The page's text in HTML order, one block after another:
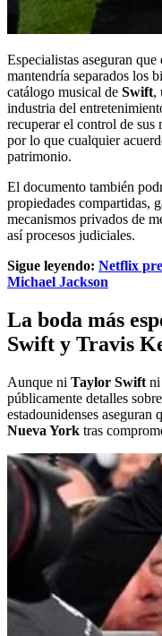
Especialistas aseguran
mantendría separados los
catálogo musical de Swift,
industria del
recuperar el control de sus
por lo que cualquier
patrimonio.
El documento también
propiedades compartidas,
mecanismos privados de
así procesos judiciales.
Sigue leyendo: Netflix
Michael Jackson
La boda más
Swift y Travis
Aunque ni Taylor Swift ni
públicamente detalles
estadounidenses aseguran
Nueva York tras